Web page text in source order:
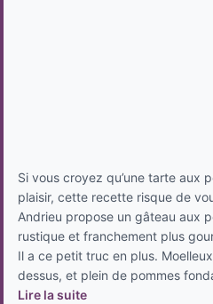
Si vous croyez qu’une tarte aux
plaisir, cette recette risque de
Andrieu propose un gâteau aux
rustique et franchement plus
Il a ce petit truc en plus.
dessus, et plein de pommes
Lire la suite